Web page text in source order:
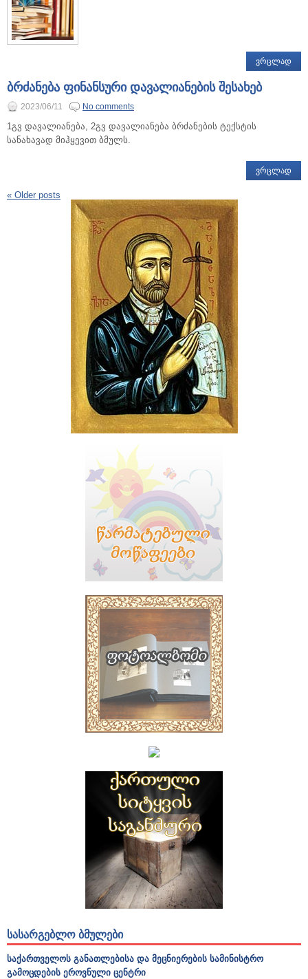
ᲕᲠᲪᲚᲐᲓ
ბრძანება ფინანსური დავალიანების შესახებ
2023/06/11 No comments
1გვ დავალიანება, 2გვ დავალიანება ბრძანების ტექსტის
სანახავად მიჰყევით ბმულს.
ᲕᲠᲪᲚᲐᲓ
« Older posts
ᲡᲐᲡᲐᲠᲒᲔᲑᲚᲝ ᲑᲛᲣᲚᲔᲑᲘ
საქართველოს განათლებისა და მეცნიერების სამინისტრო
გამოცდების ეროვნული ცენტრი